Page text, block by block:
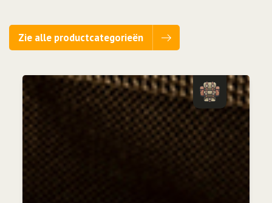
Zie alle productcategorieën